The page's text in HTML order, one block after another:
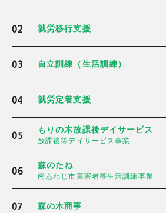
02 就労移行支援
03 自立訓練（生活訓練）
04 就労定着支援
05 もりの木放課後デイサービス
放課後等デイサービス事業
06 森のたね
南あわじ市障害者等生活訓練事業
07 森の木商事